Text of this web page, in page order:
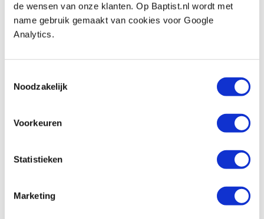
de wensen van onze klanten. Op Baptist.nl wordt met
name gebruik gemaakt van cookies voor Google
Analytics.
Noodzakelijk
Voorkeuren
Statistieken
Marketing
€ 29,85 incl. btw
€ 24,67 excl. btw
Vergelijken